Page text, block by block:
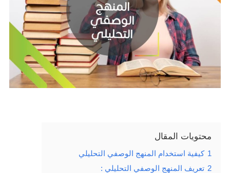
محتويات المقال
1 كيفية استخدام المنهج الوصفي التحليلي
2 تعريف المنهج الوصفي التحليلي :